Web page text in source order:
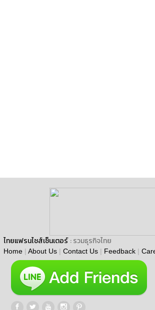
ไทยแฟรนไชส์เซ็นเตอร์ : รวมธุรกิจไทย
Home | About Us | Contact Us | Feedback |